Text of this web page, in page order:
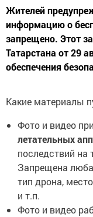
Жителей
информацию о
запрещено. Этот
Татарстана от 29
обеспечения
Какие материалы
Фото и видео
летательных
последствий на
Запрещена
тип дрона,
и т.п.
Фото и видео